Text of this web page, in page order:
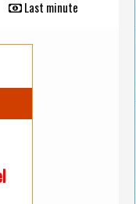
Last minute